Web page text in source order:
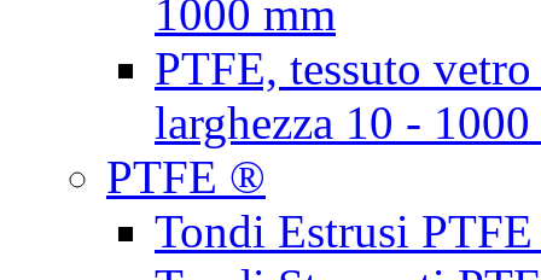
1000 mm
PTFE, tessuto
larghezza 10 -
PTFE ®
Tondi Estrusi